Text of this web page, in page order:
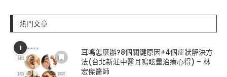
熱門文章
1
耳鳴怎麼辦?8個關鍵原因+4個症狀解決方
法(台北新莊中醫耳鳴眩暈治療心得) – 林
宏傑醫師